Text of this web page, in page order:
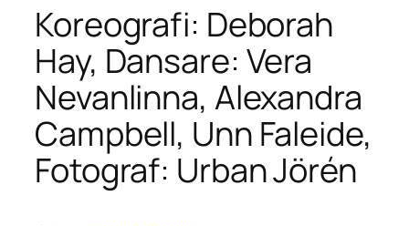
Koreografi: Deborah
Hay, Dansare: Vera
Nevanlinna, Alexandra
Campbell, Unn Faleide,
Fotograf: Urban Jörén